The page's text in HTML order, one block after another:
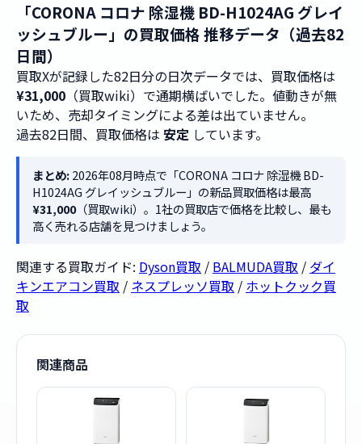
「CORONA コロナ 除湿機 BD-H1024AG グレイ
ッシュブルー」の買取価格 推移データ（過去82
日間）
買取Xが記録した82日分の日次データでは、買取価格は
¥31,000 （買取wiki）で通期横ばいでした。値動きが無
いため、売却タイミングによる差は出ていません。
過去82日間、買取価格は 安定 しています。
まとめ:2026年08月時点で「CORONA コロナ 除湿機 BD-
H1024AG グレイッシュブルー」の新品買取価格は最高
¥31,000（買取wiki）。1社の買取店で価格を比較し、最も
高く売れる店舗を見つけましょう。
関連する買取ガイド: Dyson買取 / BALMUDA買取 / ダイ
キンエアコン買取 / ネスプレッソ買取 / ホットクック買
取
関連商品